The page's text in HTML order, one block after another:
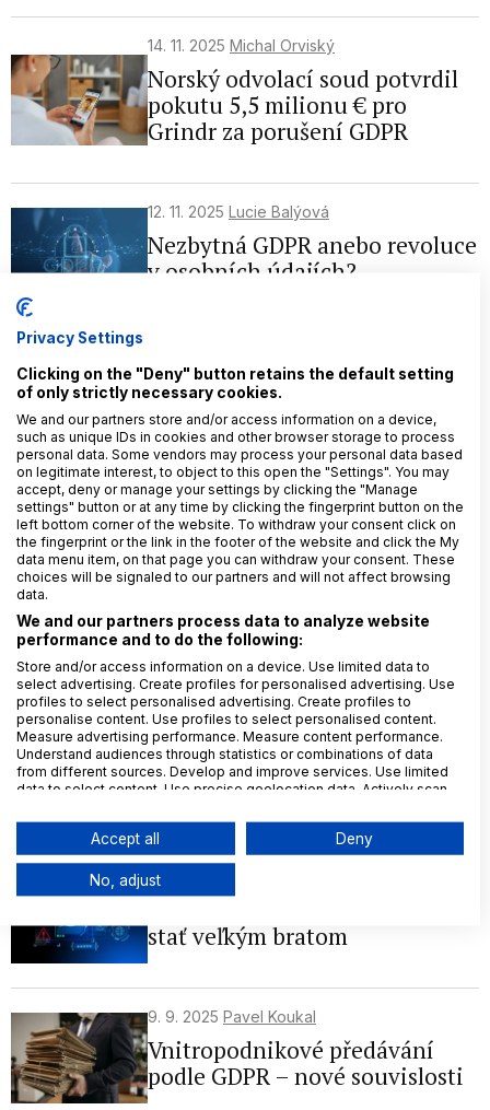
14. 11. 2025 Michal Orviský
Norský odvolací soud potvrdil
pokutu 5,5 milionu € pro
Grindr za porušení GDPR
12. 11. 2025 Lucie Balýová
Nezbytná GDPR anebo revoluce
v osobních údajích?
Vývoj transatlantických
prenosov osobných údajov: od
(be)bezpečného prístavu k Data
Privacy Frameworku
24. 10. 2025Andrej Lobotka
EU-U.S. Data Privacy
Soudním dvorem EU
23. 9. 2025Eva Janečková
Předávání osobních údajů dětí
orgánům sociálně-právní
ochrany (OSPOD)
18. 9. 2025
stať veľkým bratom
9. 9. 2025 Pavel Koukal
Vnitropodnikové předávání
podle GDPR – nové souvislosti
Privacy Settings
Clicking on the "Deny" button retains the default setting
of only strictly necessary cookies.
We and our partners store and/or access information on a device,
such as unique IDs in cookies and other browser storage to process
personal data. Some vendors may process your personal data based
on legitimate interest, to object to this open the "Settings". You may
accept, deny or manage your settings by clicking the "Manage
settings" button or at any time by clicking the fingerprint button on the
left bottom corner of the website. To withdraw your consent click on
the fingerprint or the link in the footer of the website and click the My
data menu item, on that page you can withdraw your consent. These
choices will be signaled to our partners and will not affect browsing
data.
We and our partners process data to analyze website
performance and to do the following:
Store and/or access information on a device. Use limited data to
select advertising. Create profiles for personalised advertising. Use
profiles to select personalised advertising. Create profiles to
personalise content. Use profiles to select personalised content.
Measure advertising performance. Measure content performance.
Understand audiences through statistics or combinations of data
from different sources. Develop and improve services. Use limited
data to select content. Use precise geolocation data. Actively scan
Data may be shared outside of the European Union and send to the
Your consent and the cookie policy applies solely to this
website/app.
We use your data for the following purposes:
IAB processing purposes:
device
Use limited data to select advertising
Accept all Deny
No, adjust